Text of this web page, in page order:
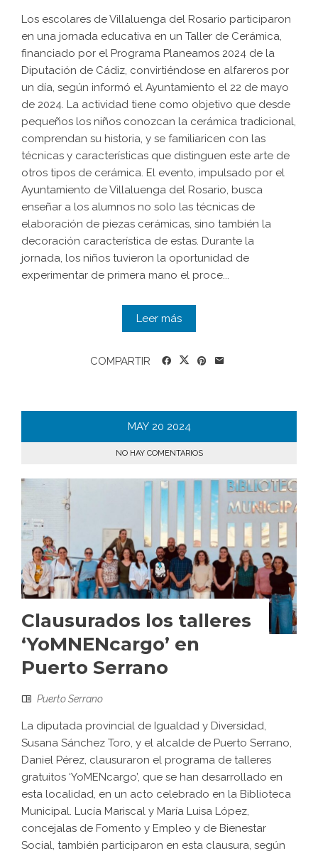
Los escolares de Villaluenga del Rosario participaron
en una jornada educativa en un Taller de Cerámica,
financiado por el Programa Planeamos 2024 de la
Diputación de Cádiz, convirtiéndose en alfareros por
un día, según informó el Ayuntamiento el 22 de mayo
de 2024. La actividad tiene como objetivo que desde
pequeños los niños conozcan la cerámica tradicional,
comprendan su historia, y se familiaricen con las
técnicas y características que distinguen este arte de
otros tipos de cerámica. El evento, impulsado por el
Ayuntamiento de Villaluenga del Rosario, busca
enseñar a los alumnos no solo las técnicas de
elaboración de piezas cerámicas, sino también la
decoración característica de estas. Durante la
jornada, los niños tuvieron la oportunidad de
experimentar de primera mano el proce...
Leer más
COMPARTIR
MAY 20 2024
NO HAY COMENTARIOS
Clausurados los talleres
‘YoMNENcargo’ en
Puerto Serrano
Puerto Serrano
La diputada provincial de Igualdad y Diversidad,
Susana Sánchez Toro, y el alcalde de Puerto Serrano,
Daniel Pérez, clausuraron el programa de talleres
gratuitos ‘YoMENcargo’, que se han desarrollado en
esta localidad, en un acto celebrado en la Biblioteca
Municipal. Lucía Mariscal y María Luisa López,
concejalas de Fomento y Empleo y de Bienestar
Social, también participaron en esta clausura, según